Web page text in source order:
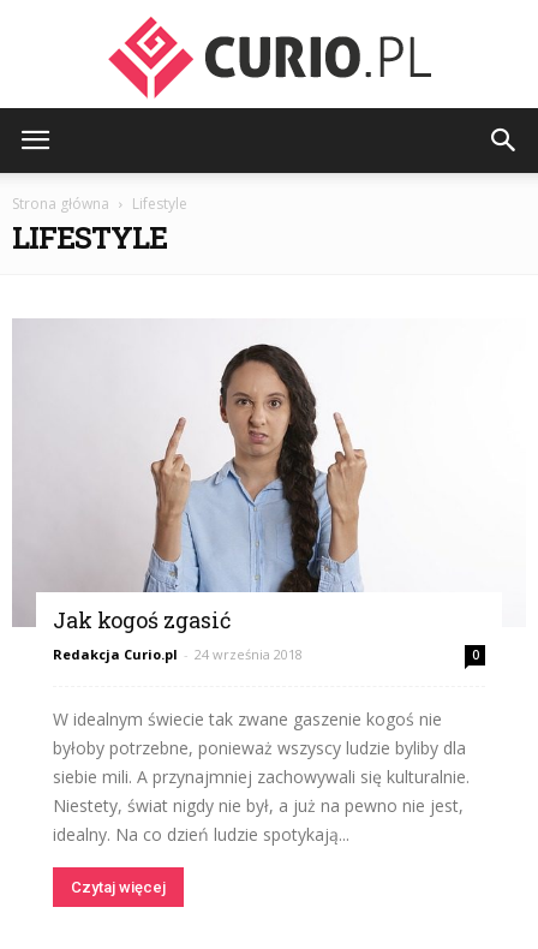
Strona główna Lifestyle
LIFESTYLE
Jak kogoś zgasić
Redakcja Curio.pl - 24 września 2018 0
W idealnym świecie tak zwane gaszenie kogoś nie
byłoby potrzebne, ponieważ wszyscy ludzie byliby dla
siebie mili. A przynajmniej zachowywali się kulturalnie.
Niestety, świat nigdy nie był, a już na pewno nie jest,
idealny. Na co dzień ludzie spotykają...
Czytaj więcej